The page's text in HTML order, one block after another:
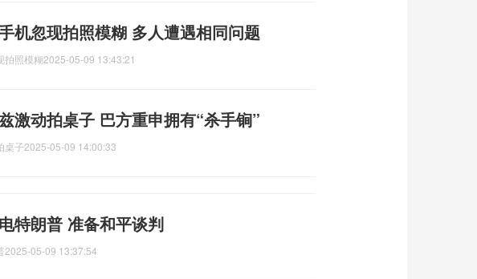
机忽现拍照模糊 多人遭遇相同问题
拍照模糊2025-05-09 13:43:21
激动拍桌子 巴方重申拥有“杀手锏”
桌子2025-05-09 14:00:33
特朗普 准备和平谈判
2025-05-09 13:37:54